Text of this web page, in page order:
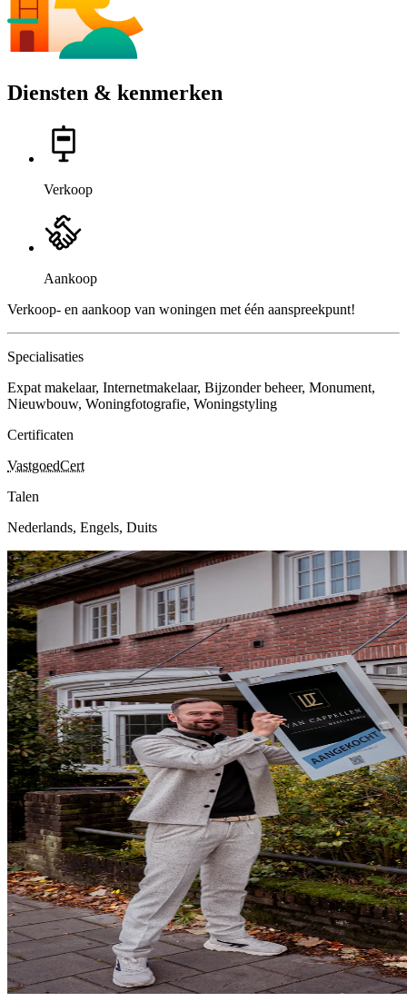
Diensten & kenmerken
Verkoop
Aankoop
Verkoop- en aankoop van woningen met één aanspreekpunt!
Specialisaties
Expat makelaar, Internetmakelaar, Bijzonder beheer, Monument,
Nieuwbouw, Woningfotografie, Woningstyling
Certificaten
VastgoedCert
Talen
Nederlands, Engels, Duits